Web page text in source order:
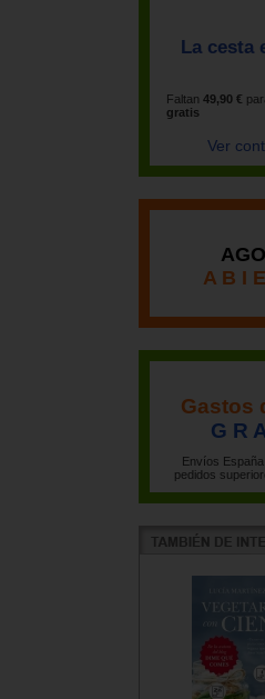
La cesta
Faltan 49,90 €
gratis
Ver
A B I
Gastos
G R
Envíos
pedidos